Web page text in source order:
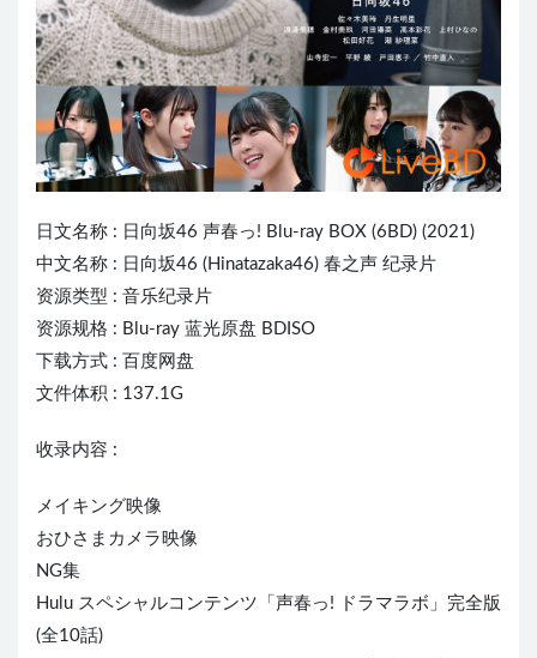
日文名称 : 日向坂46 声春っ! Blu-ray BOX (6BD) (2021)
中文名称 : 日向坂46 (Hinatazaka46) 春之声 纪录片
资源类型 : 音乐纪录片
资源规格 : Blu-ray 蓝光原盘 BDISO
下载方式 : 百度网盘
文件体积 : 137.1G
收录内容 :
メイキング映像
おひさまカメラ映像
NG集
Hulu スペシャルコンテンツ「声春っ! ドラマラボ」完全版
(全10話)